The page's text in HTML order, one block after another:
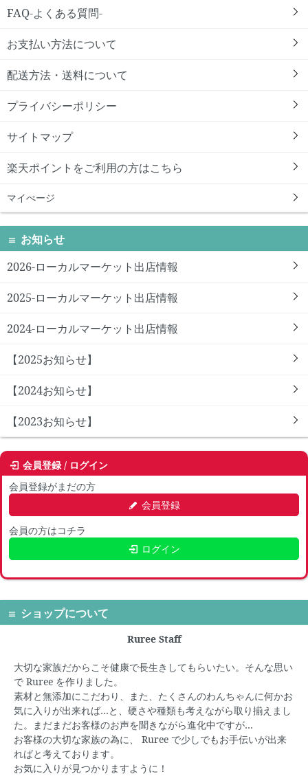
FAQ-よくある質問-
お支払い方法について
配送方法・送料について
プライバシーポリシー
サイトマップ
楽天ポイントをご利用の方はこちら
マイぺージ
お知らせ
2026-ローカルマーケット出店情報
2025-ローカルマーケット出店情報
2024-ローカルマーケット出店情報
【2025お知らせ】
【2024お知らせ】
【2023お知らせ】
会員登録 / ログイン
会員登録がまだの方
会員登録
会員の方はコチラ
ログイン
ショップについて
Ruree Staff
大切な家族だからこそ健康で長生きしてもらいたい。そんな思い
で Ruree を作りました。
素材と無添加にこだわり、また、たくさんのわんちゃんに何かお
気に入りが出来れば…と、硬さや種類も考えながら取り揃えまし
た。まだまだお客様のお声を聞きながら進化中ですが…
お客様の大切な家族の為に、 Ruree で少しでもお手伝いが出来
ればと考えております。
お気に入りが見つかりますように！